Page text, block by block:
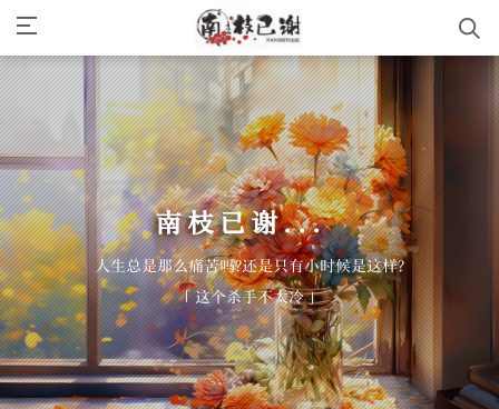
南枝已谢..._
人生总是那么痛苦吗?还是只有小时候是这样?
「 这个杀手不太冷 」